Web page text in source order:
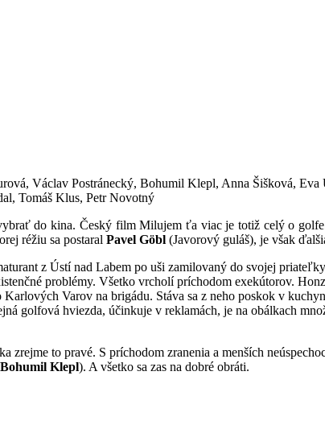
Václav Postránecký, Bohumil Klepl, Anna Šišková,
Tomáš Klus, Petr Novotný
do kina. Český film Milujem ťa viac je totiž celý o
réžiu sa postaral Pavel Göbl (Javorový guláš), je však
z Ústí nad Labem po uši zamilovaný do svojej
problémy. Všetko vrcholí príchodom exekútorov.
Varov na brigádu. Stáva sa z neho poskok v
golfová hviezda, účinkuje v reklamách, je na obálkach
zrejme to pravé. S príchodom zranenia a menších
Bohumil Klepl). A všetko sa zas na dobré obráti.